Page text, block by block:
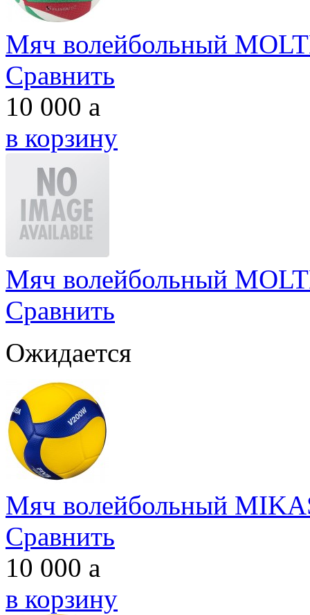
Мяч волейбольный
Сравнить
10 000 a
в корзину
Мяч волейбольный
Сравнить
Ожидается
Мяч волейбольный
Сравнить
10 000 a
в корзину